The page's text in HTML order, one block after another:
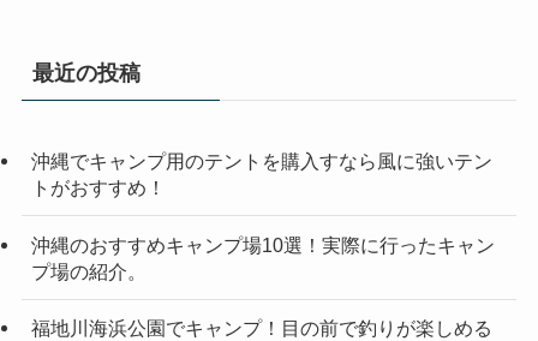
最近の投稿
沖縄でキャンプ用のテントを購入すなら風に強いテン
トがおすすめ！
沖縄のおすすめキャンプ場10選！実際に行ったキャン
プ場の紹介。
福地川海浜公園でキャンプ！目の前で釣りが楽しめる